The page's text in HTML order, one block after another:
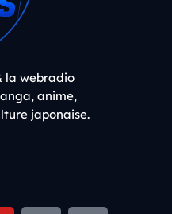
la webradio
anime,
japonaise.